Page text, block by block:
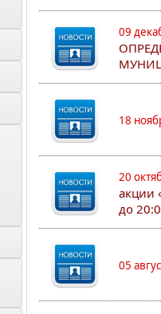
09
18
20
акции
до
05